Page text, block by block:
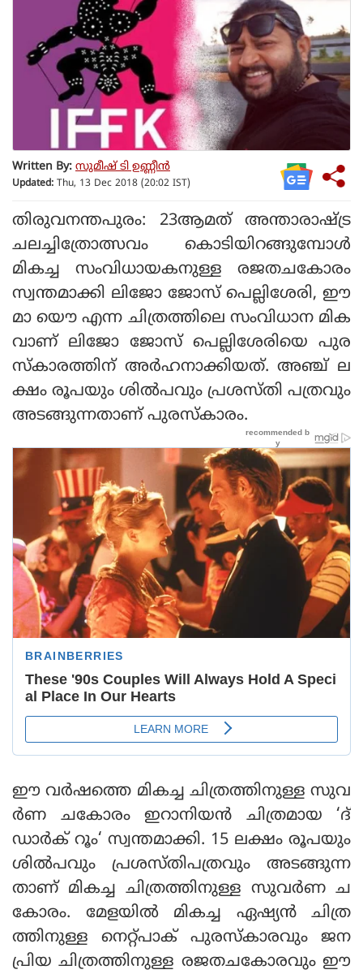
Written By: സുമീഷ് ടി ഉണ്ണീൻ
Updated: Thu, 13 Dec 2018 (20:02 IST)
തിരുവനന്തപുരം: 23ആമത് അന്താരാഷ്ട്ര
ചലച്ചിത്രോത്സവം കൊടിയിറങ്ങുമ്പോൾ
മികച്ച സംവിധായകനുള്ള രജതചകോരം
സ്വന്തമാക്കി ലിജോ ജോസ് പെല്ലിശേരി, ഈ
മാ യൌ എന്ന ചിത്രത്തിലെ സംവിധാന മിക
വാണ് ലിജോ ജോസ് പെല്ലിശേരിയെ പുര
സ്കാരത്തിന് അർഹനാക്കിയത്. അഞ്ച് ല
ക്ഷം രൂപയും ശിൽ‌പവും പ്രശസ്തി പത്രവും
അടങ്ങുന്നതാണ് പുരസ്കാരം.
ഈ വർഷത്തെ മികച്ച ചിത്രത്തിനുള്ള സുവ
ർണ ചകോരം ഇറാനിയൻ ചിത്രമായ ‘ദ്
ഡാർക് റൂം‘ സ്വന്തമാക്കി. 15 ലക്ഷം രൂപയും
ശിൽ‌പവും പ്രശസ്തിപത്രവും അടങ്ങുന്ന
താണ് മികച്ച ചിത്രത്തിനുള്ള സുവർണ ച
കോരം. മേളയിൽ മികച്ച ഏഷ്യൻ ചിത്ര
ത്തിനുള്ള നെറ്റ്പാക് പുരസ്കാരവും ജന
പ്രിയ ചിത്രത്തിനുള്ള രജതചകോരവും ഈ